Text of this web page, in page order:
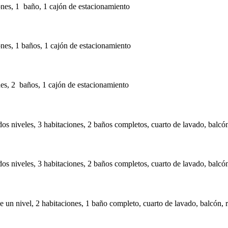
1 baño, 1 cajón de estacionamiento
1 baños, 1 cajón de estacionamiento
2 baños, 1 cajón de estacionamiento
niveles, 3 habitaciones, 2 baños completos, cuarto de lavado,
niveles, 3 habitaciones, 2 baños completos, cuarto de lavado,
nivel, 2 habitaciones, 1 baño completo, cuarto de lavado,